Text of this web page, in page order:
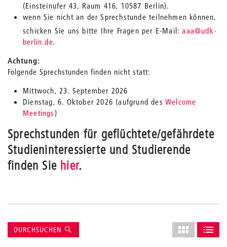
(Einsteinufer 43, Raum 416, 10587 Berlin).
wenn Sie nicht an der Sprechstunde teilnehmen können,
schicken Sie uns bitte Ihre Fragen per E-Mail:aaa_
@udk-
berlin.de.
Achtung:
Folgende Sprechstunden finden nicht statt:
Mittwoch, 23. September 2026
Dienstag, 6. Oktober 2026 (aufgrund des Welcome
Meetings)
Sprechstunden für geflüchtete/gefährdete
Studieninteressierte und Studierende
finden Sie hier.
Suche
DURCHSUCHEN
Layout
desALS GRIDALS